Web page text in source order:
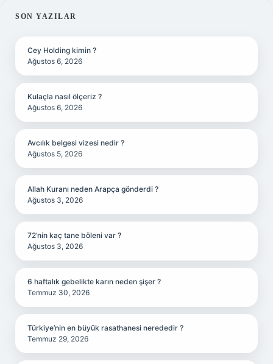
SIDEBAR
SON YAZILAR
Cey Holding kimin ?
Ağustos 6, 2026
Kulaçla nasıl ölçeriz ?
Ağustos 6, 2026
Avcılık belgesi vizesi nedir ?
Ağustos 5, 2026
Allah Kuranı neden Arapça gönderdi ?
Ağustos 3, 2026
72’nin kaç tane böleni var ?
Ağustos 3, 2026
6 haftalık gebelikte karın neden şişer ?
Temmuz 30, 2026
Türkiye’nin en büyük rasathanesi nerededir ?
Temmuz 29, 2026